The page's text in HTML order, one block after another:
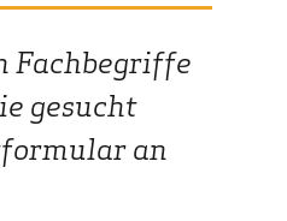
Fachbegriffe
gesucht
an